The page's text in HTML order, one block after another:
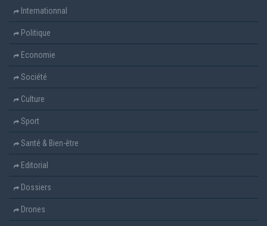
Internationnal
Politique
Economie
Société
Culture
Sport
Santé & Bien-être
Editorial
Dossiers
Drones